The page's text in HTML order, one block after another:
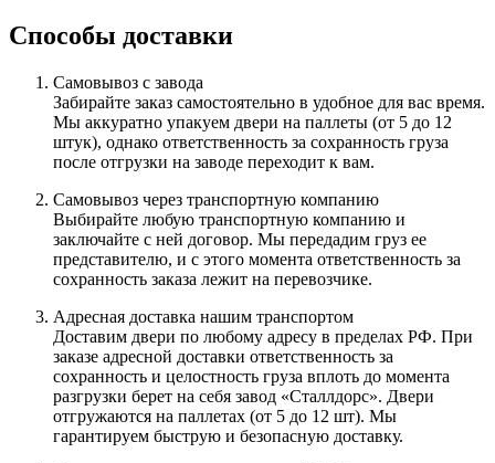
Способы доставки
Самовывоз с завода
Забирайте заказ самостоятельно в удобное для вас время.
Мы аккуратно упакуем двери на паллеты (от 5 до 12
штук), однако ответственность за сохранность груза
после отгрузки на заводе переходит к вам.
Самовывоз через транспортную компанию
Выбирайте любую транспортную компанию и
заключайте с ней договор. Мы передадим груз ее
представителю, и с этого момента ответственность за
сохранность заказа лежит на перевозчике.
Адресная доставка нашим транспортом
Доставим двери по любому адресу в пределах РФ. При
заказе адресной доставки ответственность за
сохранность и целостность груза вплоть до момента
разгрузки берет на себя завод «Сталлдорс». Двери
отгружаются на паллетах (от 5 до 12 шт). Мы
гарантируем быструю и безопасную доставку.